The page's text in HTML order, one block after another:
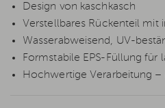
Design von kaschkasch
Verstellbares Rückenteil mit
Wasserabweisend, UV-
Formstabile EPS-Füllung
Hochwertige Verarbeitung –